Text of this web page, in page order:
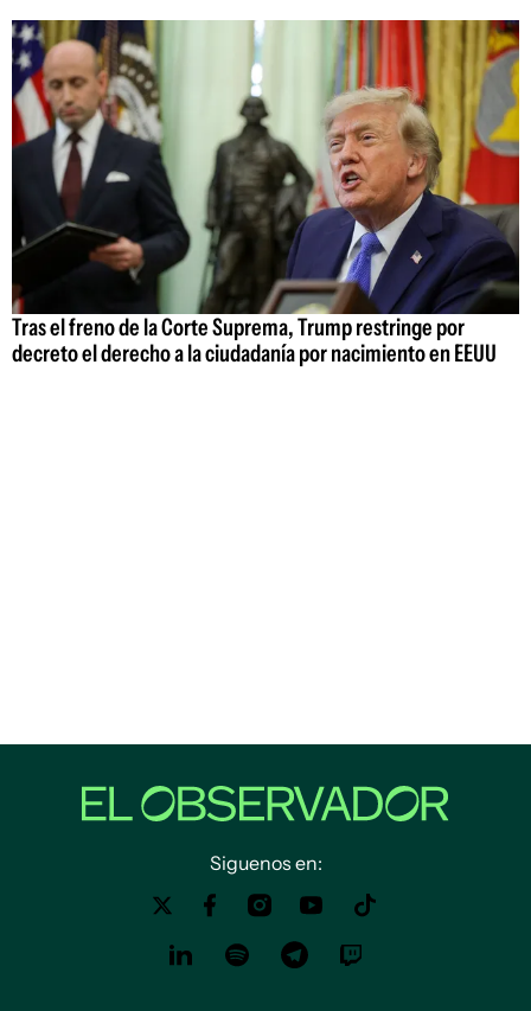
Tras el freno de la Corte Suprema, Trump restringe por
decreto el derecho a la ciudadanía por nacimiento en EEUU
Siguenos en: